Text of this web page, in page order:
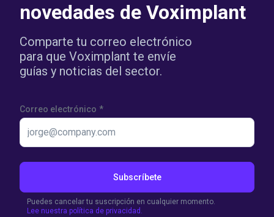
novedades de Voximplant
Comparte tu correo electrónico
para que Voximplant te envíe
guías y noticias del sector.
Correo electrónico *
Subscríbete
Puedes cancelar tu suscripción en cualquier momento.
Lee nuestra política de privacidad.